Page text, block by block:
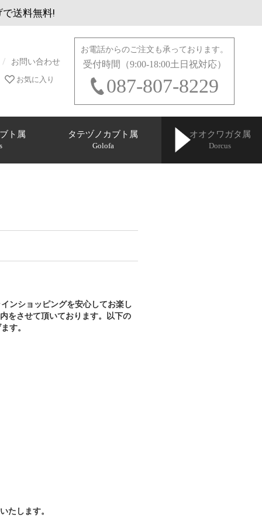
送料無料!
お問い合わせ
お気に入り
お電話からのご注文も承っております。
受付時間（9:00-18:00土日祝対応）
087-807-8229
ト属 タテヅノカブト属
Golofa
オオクワガタ属
Dorcus
ンショッピングを安心してお楽し
をさせて頂いております。以下の
す。
たします。